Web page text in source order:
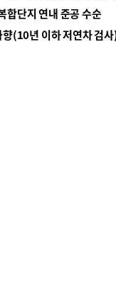
단지 연내 준공 수순